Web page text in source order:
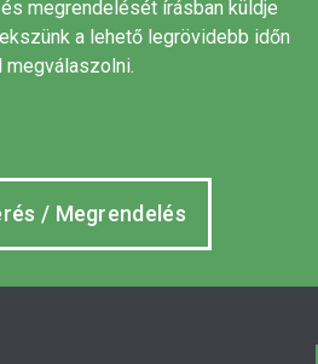
megrendelését írásban küldje
a lehető legrövidebb időn
megválaszolni.
/ Megrendelés